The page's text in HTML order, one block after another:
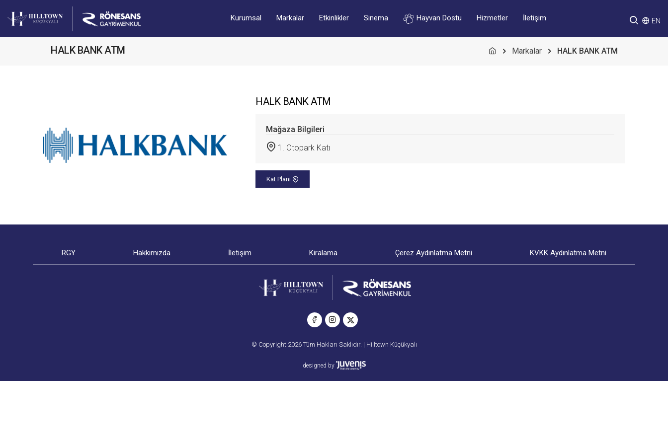
Kurumsal Markalar Etkinlikler Sinema Hayvan Dostu Hizmetler İletişim EN
HALK BANK ATM Markalar HALK BANK ATM
HALK BANK ATM
Mağaza Bilgileri
1. Otopark Katı
Kat Planı
RGY Hakkımızda İletişim Kiralama Çerez Aydınlatma Metni KVKK Aydınlatma Metni
© Copyright 2026 Tüm Hakları Saklıdır. | Hilltown Küçükyalı
designed by